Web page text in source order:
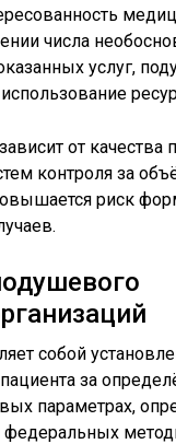
числа
услуг,
от качества
контроля за
риск
собой
за
параметрах,